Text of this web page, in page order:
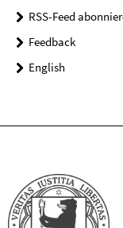
RSS-Feed
Feedback
English